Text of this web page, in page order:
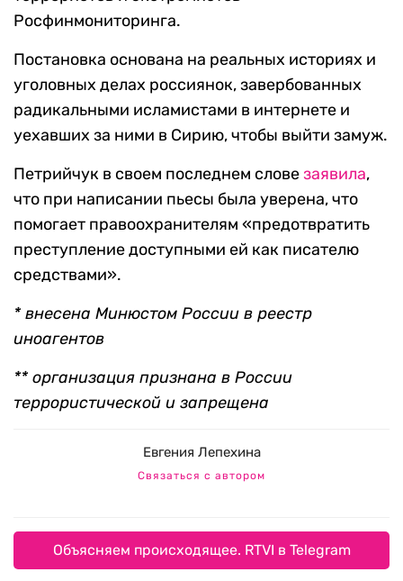
Росфинмониторинга.
Постановка основана на реальных историях и
уголовных делах россиянок, завербованных
радикальными исламистами в интернете и
уехавших за ними в Сирию, чтобы выйти замуж.
Петрийчук в своем последнем словезаявила,
что при написании пьесы была уверена, что
помогает правоохранителям «предотвратить
преступление доступными ей как писателю
средствами».
* внесена Минюстом России в реестр
иноагентов
** организация признана в России
террористической и запрещена
Евгения Лепехина
Связаться с автором
Объясняем происходящее. RTVI в Telegram